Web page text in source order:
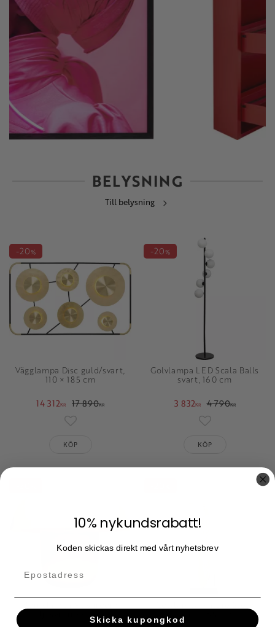
BELYSNING
Till belysning
Vägglampa Disc guld/svart,
110 × 185 cm
14 312KR 17 890KR
20%
KÖP
Golvlampa LED Scala Balls
svart, 160 cm
3 832KR 4 790KR
20%
KÖP
ljusgrön, 44 cm svart, 165 cm
10% nykundsrabatt!
Koden skickas direkt med vårt nyhetsbrev
Skicka kupongkod